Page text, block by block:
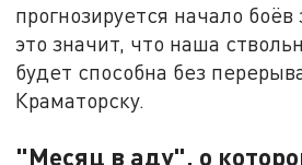
прогнозируется начало боёв
это значит, что наша
будет способна без
Краматорску.
"Месяц в аду", о